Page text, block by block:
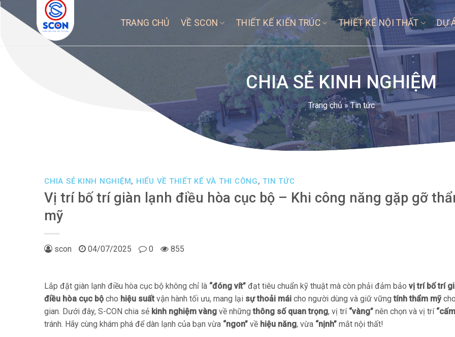
Skip
TRANG CHỦ VỀ SCON THIẾT KẾ KIẾN TRÚC THIẾT KẾ NỘI THẤT DỰ
CHIA SẺ KINH NGHIỆM
Trang chủ»Tin tức
CHIA SẺ KINH NGHIỆM, HIỂU VỀ THIẾT KẾ VÀ THI CÔNG,TIN TỨC
Vị trí bố trí giàn lạnh điều hòa cục bộ – Khi công năng gặp gỡ
mỹ
scon 04/07/2025 0 855
Lắp đặt giàn lạnh điều hòa cục bộ không chỉ là “đóng vít” đạt tiêu chuẩn kỹ thuật mà còn phải đảm bảo vị trí bố trí
điều hòa cục bộ cho hiệu suất vận hành tối ưu, mang lại sự thoải mái cho người dùng và giữ vữngtính thẩm mỹ
gian. Dưới đây, S-CON chia sẻ kinh nghiệm vàng về nhữngthông số quan trọng, vị trí “vàng” nên chọn và vị trí
tránh. Hãy cùng khám phá để dàn lạnh của bạn vừa “ngon” về hiệu năng, vừa “nịnh” mắt nội thất!